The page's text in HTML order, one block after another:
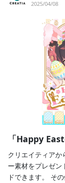
2025/04/08
「Happy
クリエイティア
ー素材をプレゼ
ドできます。 そ